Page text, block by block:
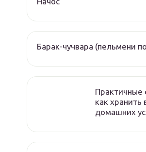
Барак-чучвара (пельмени
Практичные
как хранить
домашних